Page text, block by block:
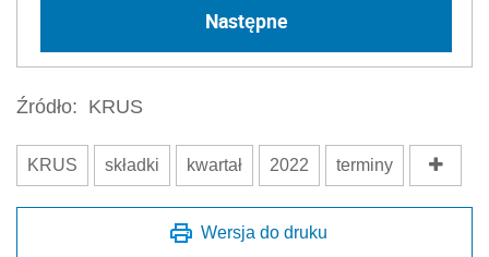
Następne
Źródło: KRUS
KRUS składki kwartał 2022 terminy
Wersja do druku